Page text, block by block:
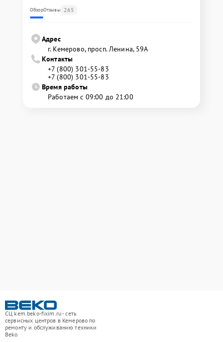
ОбзорОтзывы 265
Адрес
г. Кемерово, просп. Ленина, 59А
Контакты
+7 (800) 301-55-83
+7 (800) 301-55-83
Время работы
Работаем с 09:00 до 21:00
СЦ kem.beko-fixim.ru - сеть
сервисных центров в Кемерово по
ремонту и обслуживанию техники
Beko